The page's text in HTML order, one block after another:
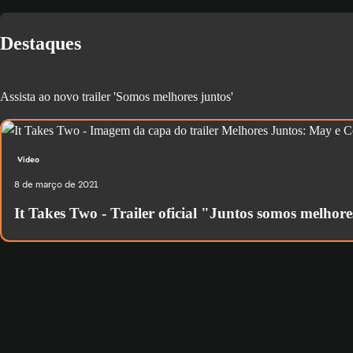
Destaques
Assista ao novo trailer 'Somos melhores juntos'
Video
8 de março de 2021
It Takes Two - Trailer oficial "Juntos somos